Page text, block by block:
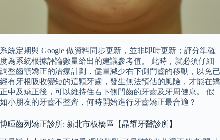
系統定期與 Google 做資料同步更新，並非即時更新；評分準確
度為系統根據評論數量給出的建議參考值。 此時，就必須仔細
調整齒顎矯正的治療計劃，儘量減少右下側門齒的移動，以免已
經有牙根吸收變短的這顆牙齒，發生無法預估的風險，才能在矯
正中及矯正後，可以維持住右下側門齒的牙齒及牙周健康。 假
如小朋友的牙齒不整齊，何時開始進行牙齒矯正最合適？
博暉齒列矯正診所: 新北市板橋區【晶耀牙醫診所】